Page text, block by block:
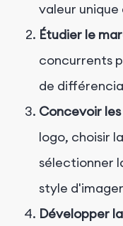
valeur unique
Étudier le
concurrents
de
Concevoir
logo, choisir
sélectionner
style
Développer